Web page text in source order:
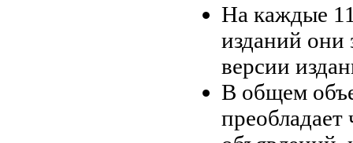
На каждые
изданий они
версии
В общем
преобладает